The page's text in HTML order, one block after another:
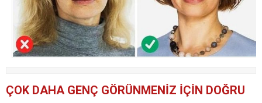
ÇOK DAHA GENÇ GÖRÜNMENİZ İÇİN DOĞRU